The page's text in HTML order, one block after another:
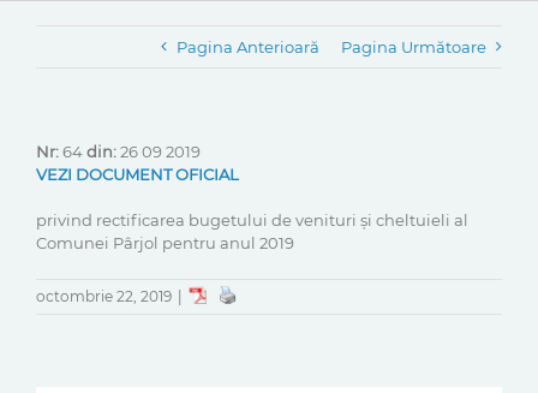
Pagina Anterioară Pagina Următoare
Nr:64din:26 09 2019
VEZI DOCUMENT OFICIAL
privind rectificarea bugetului de venituri și cheltuieli al
Comunei Pârjol pentru anul 2019
octombrie 22, 2019